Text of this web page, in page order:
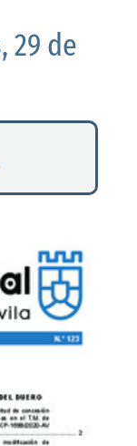
29 de